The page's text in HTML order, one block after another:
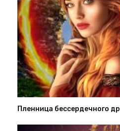
Пленница бессердечного